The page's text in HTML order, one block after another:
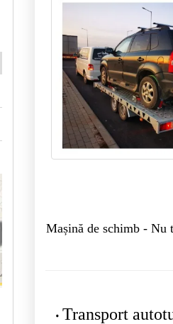
Mașină de schimb - Nu
Transport